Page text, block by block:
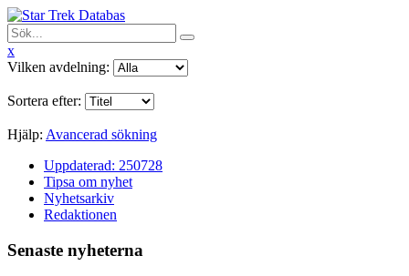
x
Vilken avdelning:
Sortera efter:
Hjälp: Avancerad sökning
Uppdaterad: 250728
Tipsa om nyhet
Nyhetsarkiv
Redaktionen
Senaste nyheterna